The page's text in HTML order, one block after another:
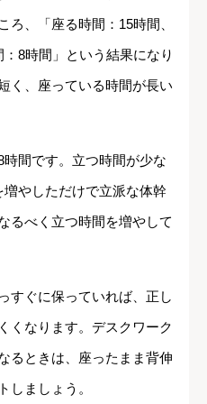
ろ、「座る時間：15時間、
8時間」という結果になり
く、座っている時間が長い
間です。立つ時間が少な
やしただけで立派な体幹
るべく立つ時間を増やして
すぐに保っていれば、正し
くなります。デスクワーク
るときは、座ったまま背伸
しましょう。